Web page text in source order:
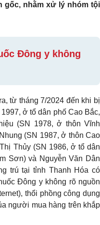
gốc, nhằm xử lý nhóm tội
Đông y không
từ tháng 7/2024 đến khi bị
ở tổ dân phố Cao Bắc,
(SN 1978, ở thôn Vĩnh
(SN 1987, ở thôn Cao
Thủy (SN 1986, ở tổ dân
Sơn) và Nguyễn Văn Dân
trú tại tỉnh Thanh Hóa có
Đông y không rõ nguồn
thổi phồng công dụng
người mua hàng trên khắp